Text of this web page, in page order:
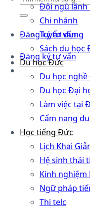
Đăng ký tư vấn
Đăng ký tư vấn
Đội ngũ lãnh
Chi nhánh
Tuyển dụng
Sách du học
Du học Đức
Du học
Du học Đại
Làm việc tại
Cẩm nang
Học tiếng Đức
Lịch Khai
Hệ sinh thái
Kinh
Ngữ pháp
Thi telc